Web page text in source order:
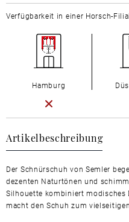
Artikelbeschreibung
Der Schnürschuh von Semler
dezenten Naturtönen und
Silhouette kombiniert
macht den Schuh zum
Verfügbarkeit in einer Horsch-
Hamburg